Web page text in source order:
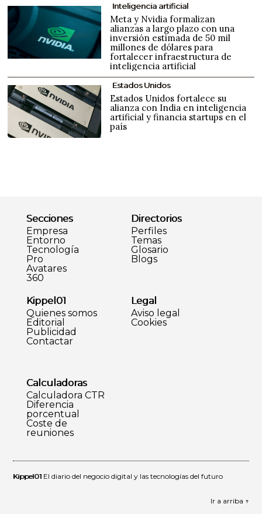
Inteligencia artificial
Meta y Nvidia formalizan
alianzas a largo plazo con una
inversión estimada de 50 mil
millones de dólares para
fortalecer infraestructura de
inteligencia artificial
Estados Unidos
Estados Unidos fortalece su
alianza con India en inteligencia
artificial y financia startups en el
país
Secciones
Empresa
Entorno
Tecnología
Pro
Avatares
360
Directorios
Perfiles
Temas
Glosario
Blogs
Kippel01
Quienes somos
Editorial
Publicidad
Contactar
Legal
Aviso legal
Cookies
Calculadoras
Calculadora CTR
Diferencia
porcentual
Coste de
reuniones
Kippel01 El diario del negocio digital y las tecnologías del futuro
Ir a arriba ↑